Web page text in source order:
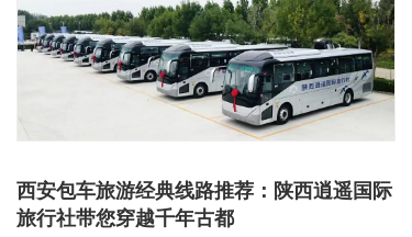
西安包车旅游经典线路推荐：陕西逍遥国际
旅行社带您穿越千年古都